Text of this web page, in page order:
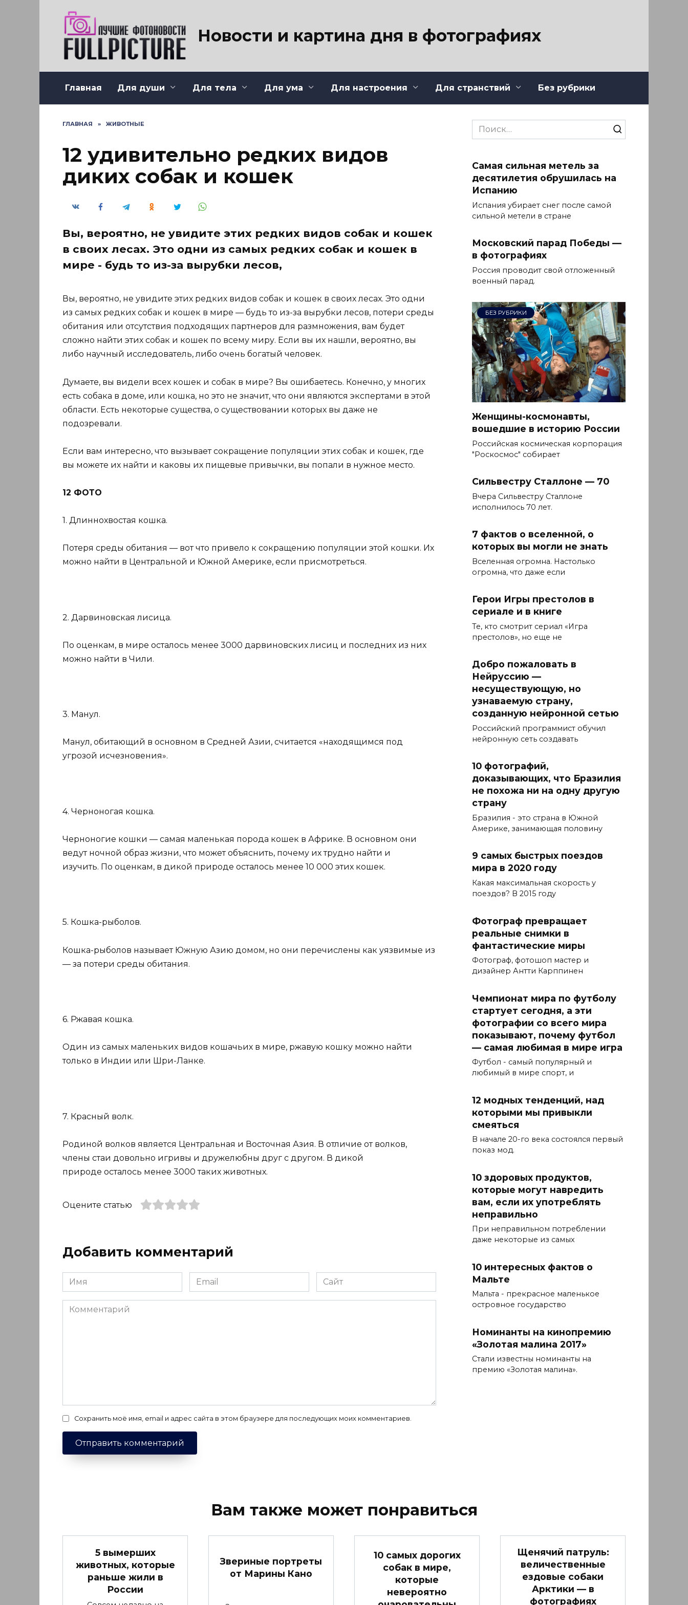
Новости и картина дня в фотографиях
Главная Для души Для тела Для ума Для настроения Для странствий Без рубрики
ГЛАВНАЯ » ЖИВОТНЫЕ
12 удивительно редких видов
диких собак и кошек
Вы, вероятно, не увидите этих редких видов собак и кошек
в своих лесах. Это одни из самых редких собак и кошек в
мире - будь то из-за вырубки лесов,
Вы, вероятно, не увидите этих редких видов собак и кошек в своих лесах. Это одни
из самых редких собак и кошек в мире — будь то из-за вырубки лесов, потери среды
обитания или отсутствия подходящих партнеров для размножения, вам будет
сложно найти этих собак и кошек по всему миру. Если вы их нашли, вероятно, вы
либо научный исследователь, либо очень богатый человек.
Думаете, вы видели всех кошек и собак в мире? Вы ошибаетесь. Конечно, у многих
есть собака в доме, или кошка, но это не значит, что они являются экспертами в этой
области. Есть некоторые существа, о существовании которых вы даже не
подозревали.
Если вам интересно, что вызывает сокращение популяции этих собак и кошек, где
вы можете их найти и каковы их пищевые привычки, вы попали в нужное место.
12 ФОТО
1. Длиннохвостая кошка.
Потеря среды обитания — вот что привело к сокращению популяции этой кошки. Их
можно найти в Центральной и Южной Америке, если присмотреться.
2. Дарвиновская лисица.
По оценкам, в мире осталось менее 3000 дарвиновских лисиц и последних из них
можно найти в Чили.
3. Манул.
Манул, обитающий в основном в Средней Азии, считается «находящимся под
угрозой исчезновения».
4. Черноногая кошка.
Черноногие кошки — самая маленькая порода кошек в Африке. В основном они
ведут ночной образ жизни, что может объяснить, почему их трудно найти и
изучить. По оценкам, в дикой природе осталось менее 10 000 этих кошек.
5. Кошка-рыболов.
Кошка-рыболов называет Южную Азию домом, но они перечислены как уязвимые из
— за потери среды обитания.
6. Ржавая кошка.
Один из самых маленьких видов кошачьих в мире, ржавую кошку можно найти
только в Индии или Шри-Ланке.
7. Красный волк.
Родиной волков является Центральная и Восточная Азия. В отличие от волков,
члены стаи довольно игривы и дружелюбны друг с другом. В дикой
природе осталось менее 3000 таких животных.
Оцените статью
Добавить комментарий
Имя
*
Email
*
Сайт
Комментарий
Сохранить моё имя, email и адрес сайта в этом браузере для последующих моих комментариев.
Search
for:
Самая сильная метель за
десятилетия обрушилась на
Испанию
Испания убирает снег после самой
сильной метели в стране
Московский парад Победы —
в фотографиях
Россия проводит свой отложенный
военный парад.
БЕЗ РУБРИКИ
Женщины-космонавты,
вошедшие в историю России
Российская космическая корпорация
"Роскосмос" собирает
Сильвестру Сталлоне — 70
Вчера Сильвестру Сталлоне
исполнилось 70 лет.
7 фактов о вселенной, о
которых вы могли не знать
Вселенная огромна. Настолько
огромна, что даже если
Герои Игры престолов в
сериале и в книге
Те, кто смотрит сериал «Игра
престолов», но еще не
Добро пожаловать в
Нейруссию —
несуществующую, но
узнаваемую страну,
созданную нейронной сетью
Российский программист обучил
нейронную сеть создавать
10 фотографий,
доказывающих, что Бразилия
не похожа ни на одну другую
страну
Бразилия - это страна в Южной
Америке, занимающая половину
9 самых быстрых поездов
мира в 2020 году
Какая максимальная скорость у
поездов? В 2015 году
Фотограф превращает
реальные снимки в
фантастические миры
Фотограф, фотошоп мастер и
дизайнер Антти Карппинен
Чемпионат мира по футболу
стартует сегодня, а эти
фотографии со всего мира
показывают, почему футбол
— самая любимая в мире игра
Футбол - самый популярный и
любимый в мире спорт, и
12 модных тенденций, над
которыми мы привыкли
смеяться
В начале 20-го века состоялся первый
показ мод.
10 здоровых продуктов,
которые могут навредить
вам, если их употреблять
неправильно
При неправильном потреблении
даже некоторые из самых
10 интересных фактов о
Мальте
Мальта - прекрасное маленькое
островное государство
Номинанты на кинопремию
«Золотая малина 2017»
Стали известны номинанты на
премию «Золотая малина».
Вам также может понравиться
5 вымерших
животных, которые
раньше жили в
России
Звериные портреты
от Марины Кано
10 самых дорогих
собак в мире,
которые
невероятно
Щенячий патруль:
величественные
ездовые собаки
Арктики — в
фотографиях